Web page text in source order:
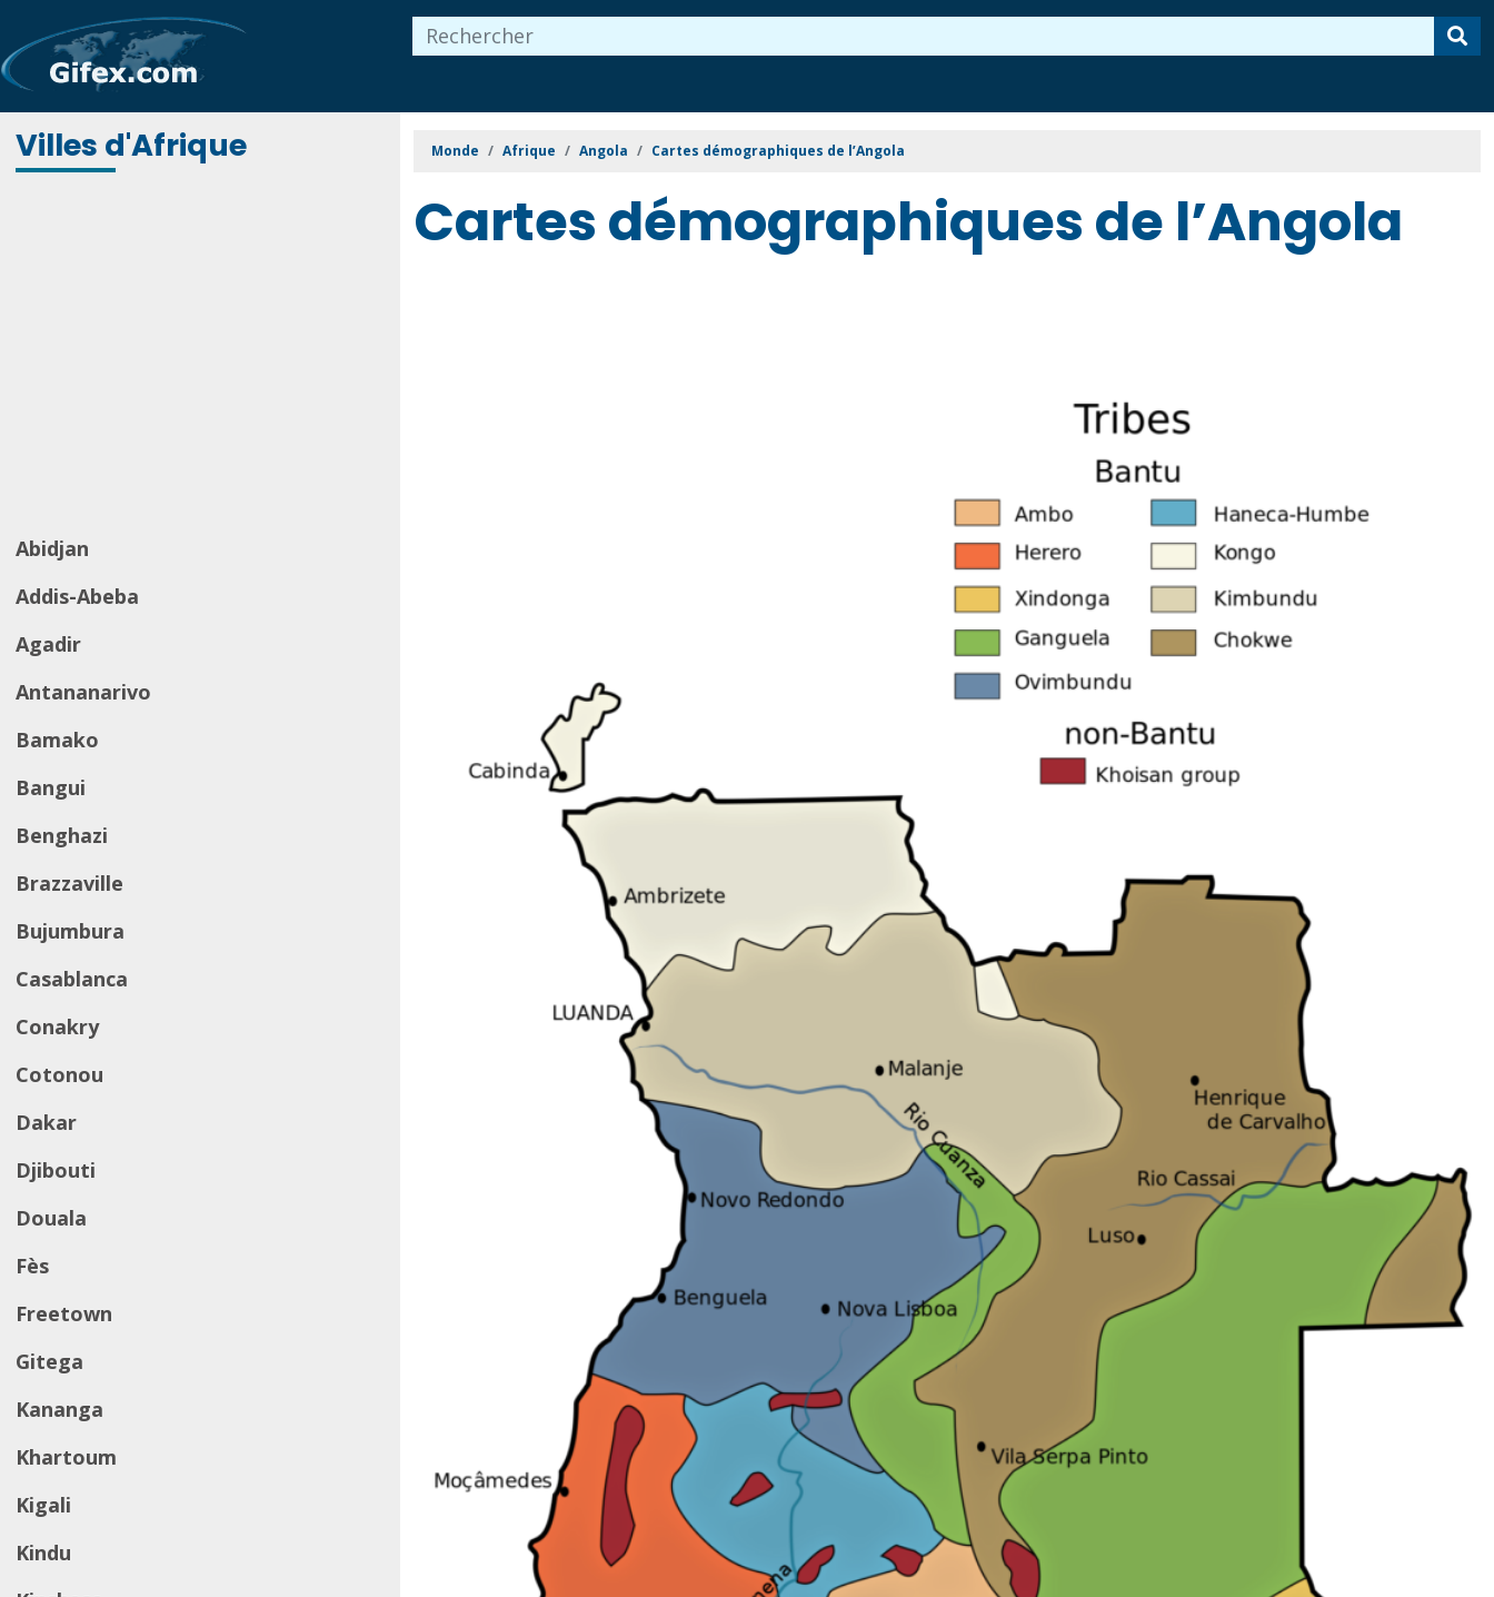
Villes d'Afrique
Abidjan
Addis-Abeba
Agadir
Antananarivo
Bamako
Bangui
Benghazi
Brazzaville
Bujumbura
Casablanca
Conakry
Cotonou
Dakar
Djibouti
Douala
Fès
Freetown
Gitega
Kananga
Khartoum
Kigali
Kindu
Monde Afrique Angola Cartes démographiques de l’Angola
Cartes démographiques de l’Angola